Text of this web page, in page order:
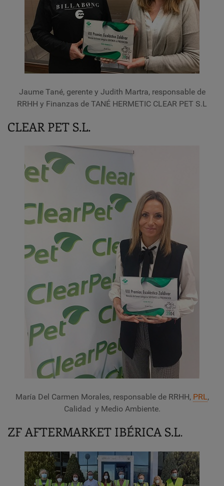
Jaume Tané, gerente y Judith Martra, responsable de
RRHH y Finanzas de TANÉ HERMETIC CLEAR PET S.L
CLEAR PET S.L.
María Del Carmen Morales, responsable de RRHH, PRL,
Calidad y Medio Ambiente.
ZF AFTERMARKET IBÉRICA S.L.